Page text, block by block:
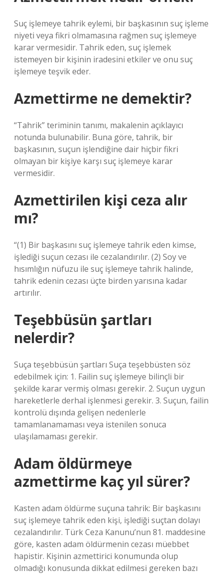
Suç işlemeye tahrik eylemi, bir başkasının suç işleme
niyeti veya fikri olmamasına rağmen suç işlemeye
karar vermesidir. Tahrik eden, suç işlemek
istemeyen bir kişinin iradesini etkiler ve onu suç
işlemeye teşvik eder.
Azmettirme ne demektir?
“Tahrik” teriminin tanımı, makalenin açıklayıcı
notunda bulunabilir. Buna göre, tahrik, bir
başkasının, suçun işlendiğine dair hiçbir fikri
olmayan bir kişiye karşı suç işlemeye karar
vermesidir.
Azmettirilen kişi ceza alır
mı?
“(1) Bir başkasını suç işlemeye tahrik eden kimse,
işlediği suçun cezası ile cezalandırılır. (2) Soy ve
hısımlığın nüfuzu ile suç işlemeye tahrik halinde,
tahrik edenin cezası üçte birden yarısına kadar
artırılır.
Teşebbüsün şartları
nelerdir?
Suça teşebbüsün şartları Suça teşebbüsten söz
edebilmek için: 1. Failin suç işlemeye bilinçli bir
şekilde karar vermiş olması gerekir. 2. Suçun uygun
hareketlerle derhal işlenmesi gerekir. 3. Suçun, failin
kontrolü dışında gelişen nedenlerle
tamamlanamaması veya istenilen sonuca
ulaşılamaması gerekir.
Adam öldürmeye
azmettirme kaç yıl sürer?
Kasten adam öldürme suçuna tahrik: Bir başkasını
suç işlemeye tahrik eden kişi, işlediği suçtan dolayı
cezalandırılır. Türk Ceza Kanunu’nun 81. maddesine
göre, kasten adam öldürmenin cezası müebbet
hapistir. Kişinin azmettirici konumunda olup
olmadığı konusunda dikkat edilmesi gereken bazı